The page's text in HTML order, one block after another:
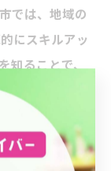
では、地域の
にスキルアッ
知ることで、
がります。